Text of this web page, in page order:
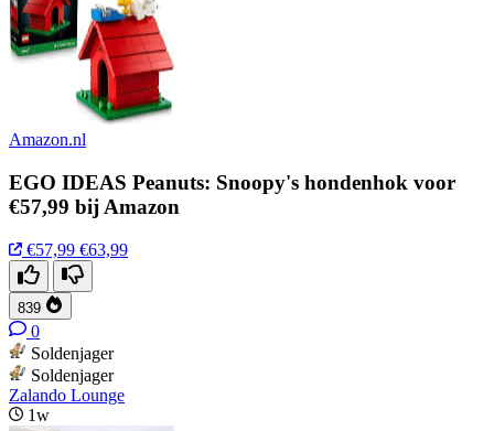
Amazon.nl
EGO IDEAS Peanuts: Snoopy's hondenhok voor
€57,99 bij Amazon
€57,99 €63,99
839
0
Soldenjager
Soldenjager
Zalando Lounge
1w